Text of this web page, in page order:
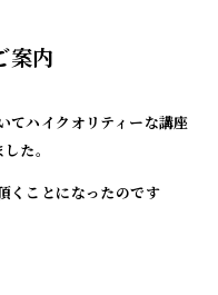
案内
てハイクオリティーな講座
た。
くことになったのです